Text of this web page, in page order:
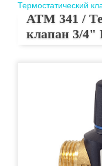
Термостатический
ATM 341 /
клапан 3/4"